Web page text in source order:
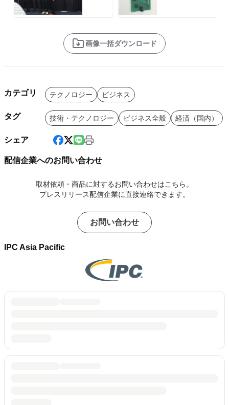
画像一括ダウンロード
カテゴリ テクノロジー ビジネス
タグ 技術・テクノロジー ビジネス全般 経済（国内）
シェア
配信企業へのお問い合わせ
取材依頼・商品に対するお問い合わせはこちら。
プレスリリース配信企業に直接連絡できます。
お問い合わせ
IPC Asia Pacific